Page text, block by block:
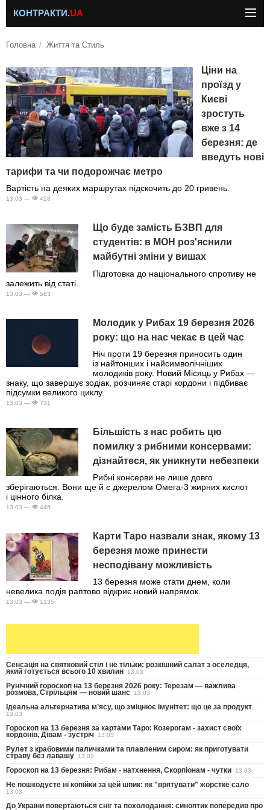
КОНТРАКТИ.UA
Головна Життя та Стиль
Ціни на
проїзд у
Києві
зростуть
вже з 14
березня: де
введуть нові
тарифи та чи подорожчає метро
Вартість на деяких маршрутах підскочить до 20 гривень.
13.03 — 428
Що буде замість БЗВП для
студентів: в МОН роз'яснили
майбутні зміни у вишах
Підготовка до національного спротиву не
залежить від статі.
13.03 — 583
Молодик у Рибах 19 березня 2026
року: що на нас чекає в цей час
Ніч проти 19 березня приносить один
із найтонших і найсимволічніших
молодиків року. Новий Місяць у Рибах —
знаку, що завершує зодіак, розчиняє старі кордони і підбиває
підсумки великого циклу.
13.03 — 731
Більшість з нас робить цю
помилку з рибними консервами:
дізнайтеся, як уникнути небезпеки
Рибні консерви не лише довго
зберігаються. Вони ще й є джерелом Омега-3 жирних кислот
і цінного білка.
13.03 — 446
Карти Таро назвали знак, якому 13
березня може принести
несподівану можливість
13 березня може стати днем, коли
невелика подія раптово відкриє новий напрямок.
13.03 — 1135
Сенсація на святковий стіл і не тільки: розкішний салат з оселедця,
який готується всього 10 хвилин 13.03
Рунічний гороскоп на 13 березня 2026 року: Терезам — важлива
розмова, Стрільцям — новий шанс 13.03
Ідеальна альтернатива м’ясу, що зміцнює імунітет: що це за продукт
13.03
Гороскоп на 13 березня за картами Таро: Козерогам - захист своїх
кордонів, Дівам - зустріч 13.03
Рулет з крабовими паличками та плавленим сиром: як приготувати
страву без лавашу 13.03
Гороскоп на 13 березня: Рибам - натхнення, Скорпіонам - чутки 13.03
Не пошкодуєте ні копійки за цей шпик: як "врятувати" жорстке сало
13.03
До України повертаються сніг та похолодання: синоптик попередив про